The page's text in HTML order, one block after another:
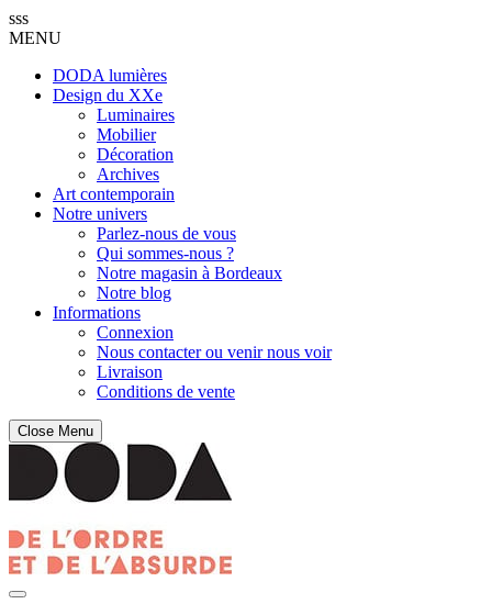
sss
MENU
DODA lumières
Design du XXe
Luminaires
Mobilier
Décoration
Archives
Art contemporain
Notre univers
Parlez-nous de vous
Qui sommes-nous ?
Notre magasin à Bordeaux
Notre blog
Informations
Connexion
Nous contacter ou venir nous voir
Livraison
Conditions de vente
Close Menu